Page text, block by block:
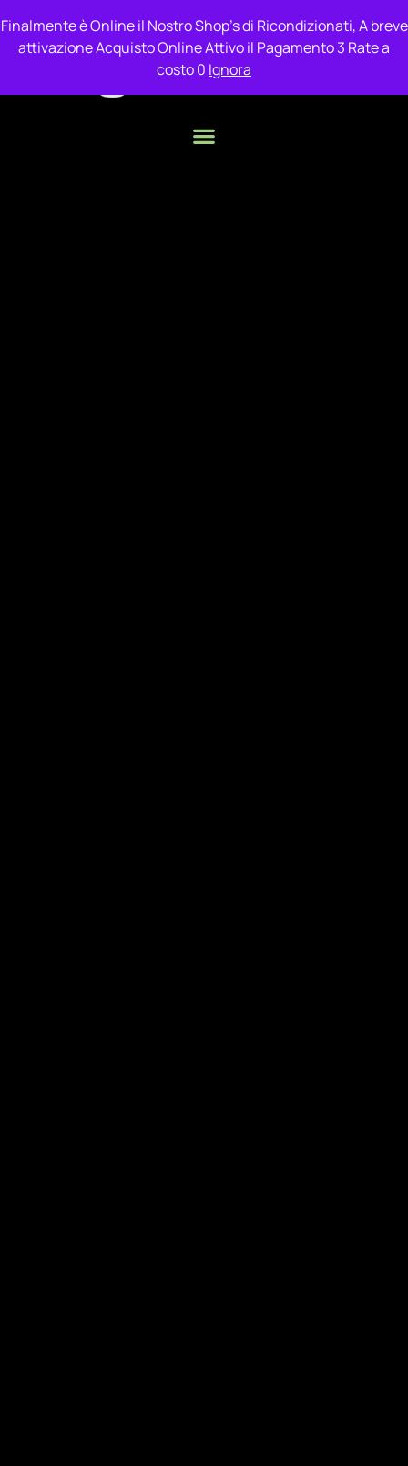
Finalmente è Online il Nostro Shop's di Ricondizionati, A breve
attivazione Acquisto Online Attivo il Pagamento 3 Rate a
costo 0 Ignora